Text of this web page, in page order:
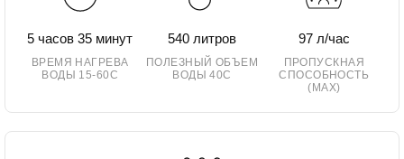
ВРЕМЯ НАГРЕВА
ВОДЫ 15-60С
5 часов 35 минут
ПОЛЕЗНЫЙ ОБЪЕМ
ВОДЫ 40С
540 литров
ПРОПУСКНАЯ
СПОСОБНОСТЬ
(MAX)
97 л/час